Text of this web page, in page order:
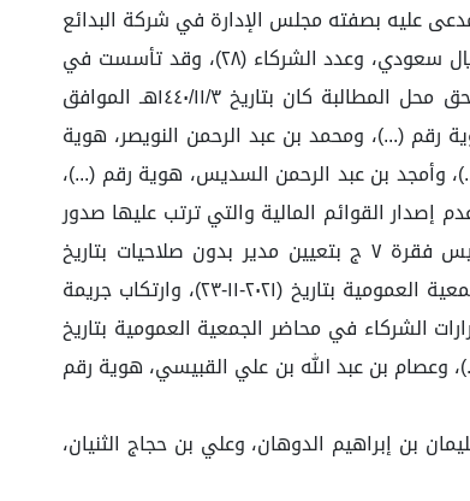
عليه بصفته مجلس الإدارة في شركة البدائع
للتربية والتعليم سجل تجاري رقم: (...) وعدد حصصها (٤٠)، ونسبة الحصص من رأس المال (١٠٠%)، ورأس مالها (٤,٠٠٠,٠٠٠) أربعة ملايين ريال سعودي، وعدد الشركاء (٢٨)، وقد تأسست في
تاريخ ١٤٢٥/٠٩/٥هـ الموافق ٢٠٠٤/١٠/١٩م، والشركة محل الدعوى ليست تحت التصفية ولم يتم افتتاح إجراء للإفلاس، علماً أن نشوء الحق محل المطالبة كان بتاريخ ١٤٤٠/١١/٣هـ الموافق
رقم (...)، ومحمد بن عبد الرحمن النويصر، هوية
وأمجد بن عبد الرحمن السديس، هوية رقم (...)،
الآتية: عدم اتخاذ إجراءات تعديل السجل التجاري بإضافة الأعضاء الجدد لمجلس المديرين بتاريخ (٢٠١٩-٠٨-٢٢)، وعدم إصدار القوائم المالية والتي ترتب عليها صدور
قرار بالمخالفة والغرامة بتاريخ (٢٠٢٢-٠٢-٢٠)، وعدم تسجيل واقعة تجاوز الديون لرأس المال بتاريخ (٢٠١٨-١٢-١٨)، ومخالفة عقد التأسيس فقرة ٧ ج بتعيين مدير بدون صلاحيات بتاريخ
(٢٠١٦-١٠-٢٣)، ومخالفة عقد التأسيس مادة ٨ بعدم تعيين مدير تنفيذي بتاريخ (٢٠١٩-٠٨-٢١)، والامتناع عن إدراج مواضيع الشركاء في الجمعية العمومية بتاريخ (٢٠٢١-١١-٢٣)، وارتكاب جريمة
بتاريخ (٢٠٢١-٠٨-١٢)، وحرمان الشريك من حقوقه النظامية بتاريخ (٢٠٢١-١١-٠٧)، ومخالفة قرارات الشركاء في محاضر الجمعية العمومية بتاريخ
وعصام بن عبد الله بن علي القبيسي، هوية رقم
بن إبراهيم الدوهان، وعلي بن حجاج الثنيان،